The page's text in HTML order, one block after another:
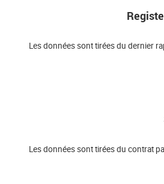
Les données sont tirées du dernier
Les données sont tirées du contrat